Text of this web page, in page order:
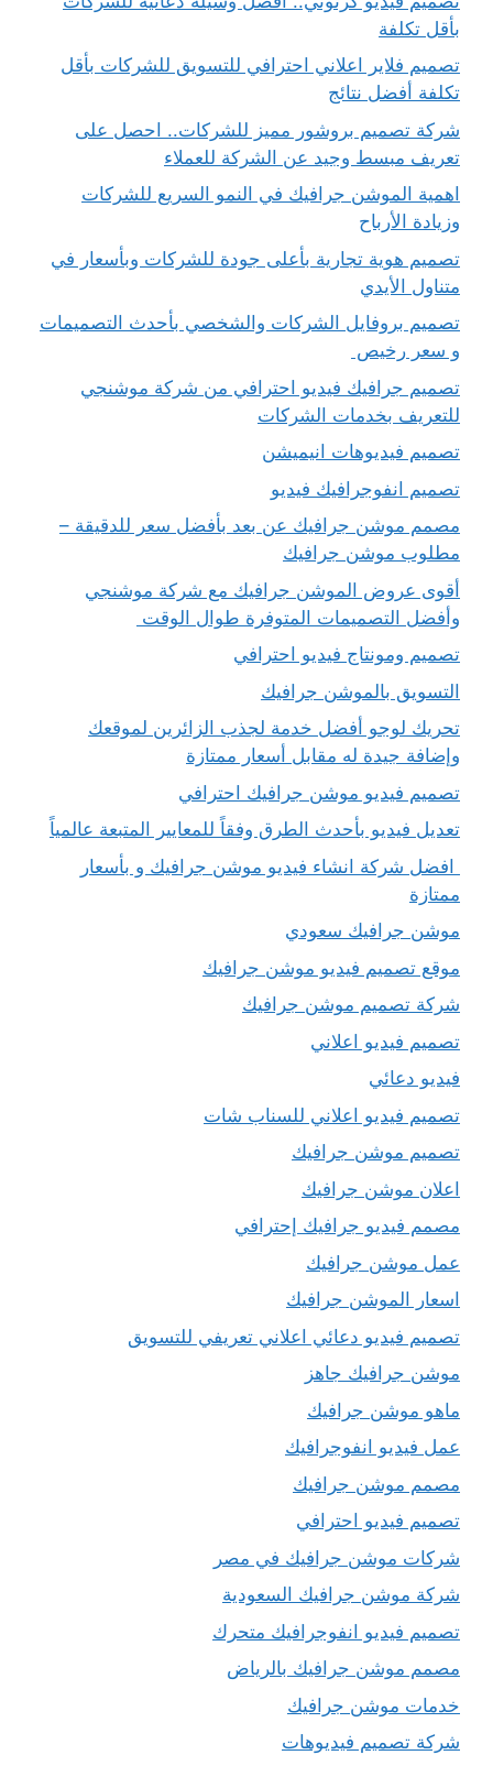
بأقل تكلفة
تصميم فلاير اعلاني احترافي للتسويق للشركات بأقل
تكلفة أفضل نتائج
شركة تصميم بروشور مميز للشركات.. احصل على
تعريف مبسط وجيد عن الشركة للعملاء
اهمية الموشن جرافيك في النمو السريع للشركات
وزيادة الأرباح
تصميم هوية تجارية بأعلى جودة للشركات وبأسعار في
متناول الأيدي
تصميم بروفايل الشركات والشخصي بأحدث التصميمات
و سعر رخيص
تصميم جرافيك فيديو احترافي من شركة موشنجي
للتعريف بخدمات الشركات
تصميم فيديوهات انيميشن
تصميم انفوجرافيك فيديو
مصمم موشن جرافيك عن بعد بأفضل سعر للدقيقة –
مطلوب موشن جرافيك
أقوى عروض الموشن جرافيك مع شركة موشنجي
وأفضل التصميمات المتوفرة طوال الوقت
تصميم ومونتاج فيديو احترافي
التسويق بالموشن جرافيك
تحريك لوجو أفضل خدمة لجذب الزائرين لموقعك
وإضافة جيدة له مقابل أسعار ممتازة
تصميم فيديو موشن جرافيك احترافي
تعديل فيديو بأحدث الطرق وفقاً للمعايير المتبعة عالمياً
افضل شركة انشاء فيديو موشن جرافيك و بأسعار
ممتازة
موشن جرافيك سعودي
موقع تصميم فيديو موشن جرافيك
شركة تصميم موشن جرافيك
تصميم فيديو اعلاني
فيديو دعائي
تصميم فيديو اعلاني للسناب شات
تصميم موشن جرافيك
اعلان موشن جرافيك
مصمم فيديو جرافيك إحترافي
عمل موشن جرافيك
اسعار الموشن جرافيك
تصميم فيديو دعائي اعلاني تعريفي للتسويق
موشن جرافيك جاهز
ماهو موشن جرافيك
عمل فيديو انفوجرافيك
مصمم موشن جرافيك
تصميم فيديو احترافي
شركات موشن جرافيك في مصر
شركة موشن جرافيك السعودية
تصميم فيديو انفوجرافيك متحرك
مصمم موشن جرافيك بالرياض
خدمات موشن جرافيك
شركة تصميم فيديوهات